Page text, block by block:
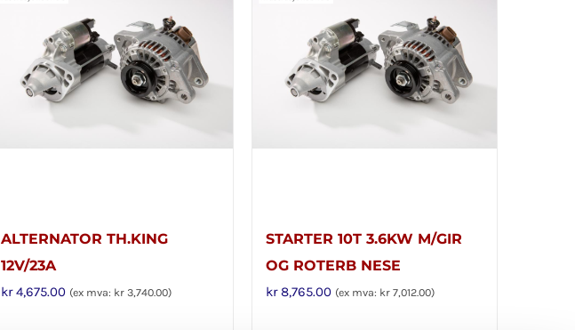
ALTERNATOR TH.KING
12V/23A
kr4,675.00 (ex mva: kr 3,740.00)
STARTER 10T 3.6KW M/GIR
OG ROTERB NESE
kr8,765.00 (ex mva: kr7,012.00)